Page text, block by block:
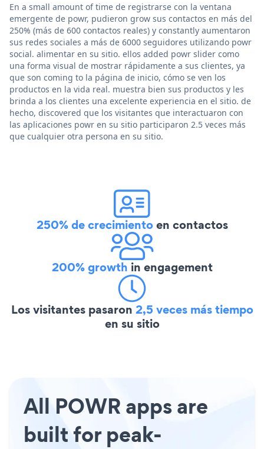
En a small amount of time de registrarse con la ventana
emergente de powr, pudieron grow sus contactos en más del
250% (más de 600 contactos reales) y constantly aumentaron
sus redes sociales a más de 6000 seguidores utilizando powr
social. alimentar en su sitio. ellos added powr slider como
una forma visual de mostrar rápidamente a sus clientes, ya
que son coming to la página de inicio, cómo se ven los
productos en la vida real. muestra bien sus productos y les
brinda a los clientes una excelente experiencia en el sitio. de
hecho, discovered que los visitantes que interactuaron con
las aplicaciones powr en su sitio participaron 2.5 veces más
que cualquier otra persona en su sitio.
250% de crecimientoen contactos
200% growth in engagement
Los visitantes pasaron 2,5 veces más tiempo
en su sitio
All POWR apps are
built for peak-